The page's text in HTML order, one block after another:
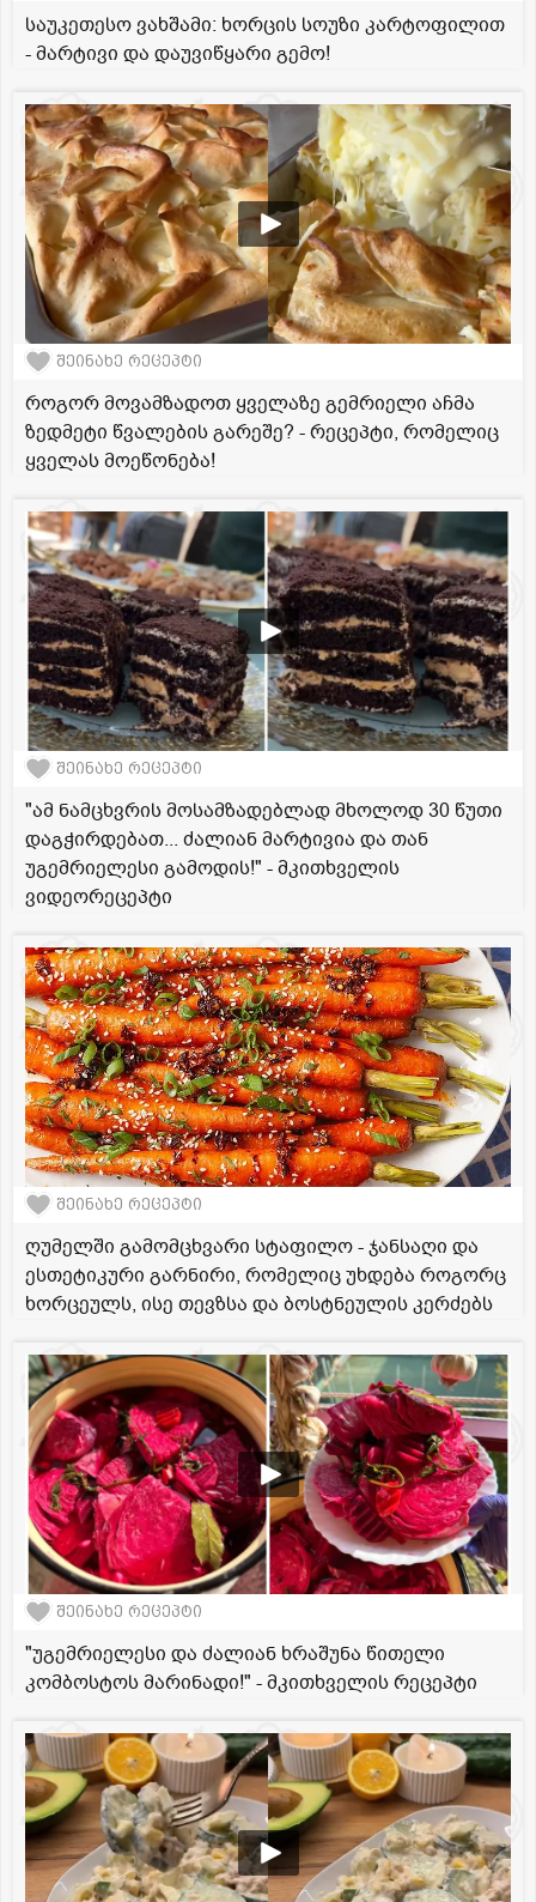
საუკეთესო ვახშამი: ხორცის სოუზი კარტოფილით
- მარტივი და დაუვიწყარი გემო!
შეინახე რეცეპტი
როგორ მოვამზადოთ ყველაზე გემრიელი აჩმა
ზედმეტი წვალების გარეშე? - რეცეპტი, რომელიც
ყველას მოეწონება!
შეინახე რეცეპტი
"ამ ნამცხვრის მოსამზადებლად მხოლოდ 30 წუთი
დაგჭირდებათ... ძალიან მარტივია და თან
უგემრიელესი გამოდის!" - მკითხველის
ვიდეორეცეპტი
შეინახე რეცეპტი
ღუმელში გამომცხვარი სტაფილო - ჯანსაღი და
ესთეტიკური გარნირი, რომელიც უხდება როგორც
ხორცეულს, ისე თევზსა და ბოსტნეულის კერძებს
შეინახე რეცეპტი
"უგემრიელესი და ძალიან ხრაშუნა წითელი
კომბოსტოს მარინადი!" - მკითხველის რეცეპტი